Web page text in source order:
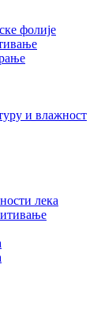
фолије
и влажност
лека